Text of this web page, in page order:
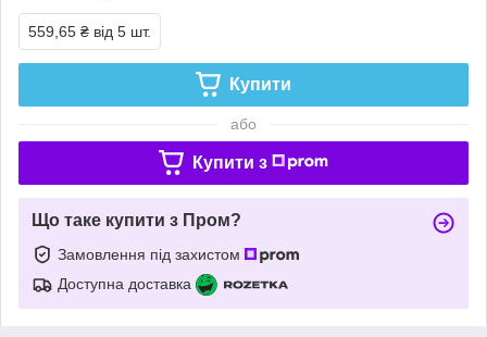
559,65 ₴ від 5 шт.
Купити
або
Купити з
Що таке купити з Пром?
Замовлення під захистом
Доступна доставка